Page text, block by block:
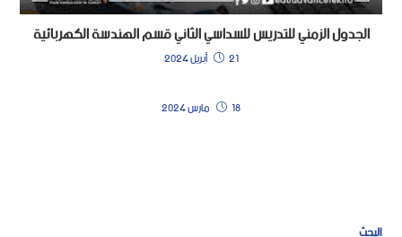
الجدول الزمني للتدريس للسداسي الثاني قسم الهندسة الكهربائية
21 أبريل 2024
18 مارس 2024